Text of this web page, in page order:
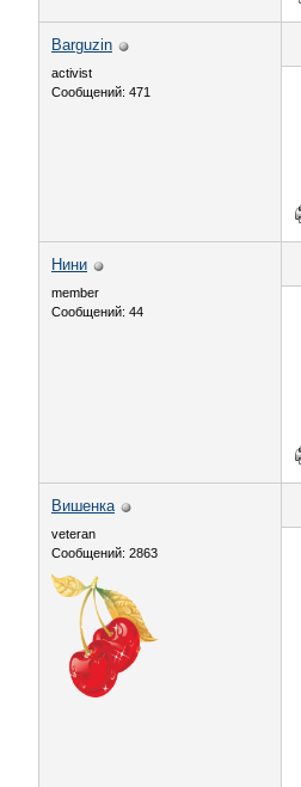
Barguzin
activist
Сообщений: 471
Нини
member
Сообщений: 44
Вишенка
veteran
Сообщений: 2863